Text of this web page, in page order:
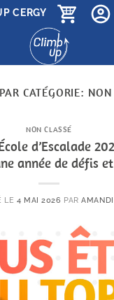
CERGY
CATÉGORIE: NON
NON CLASSÉ
d’Escalade
année de défis
LE 4 MAI 2026 PAR